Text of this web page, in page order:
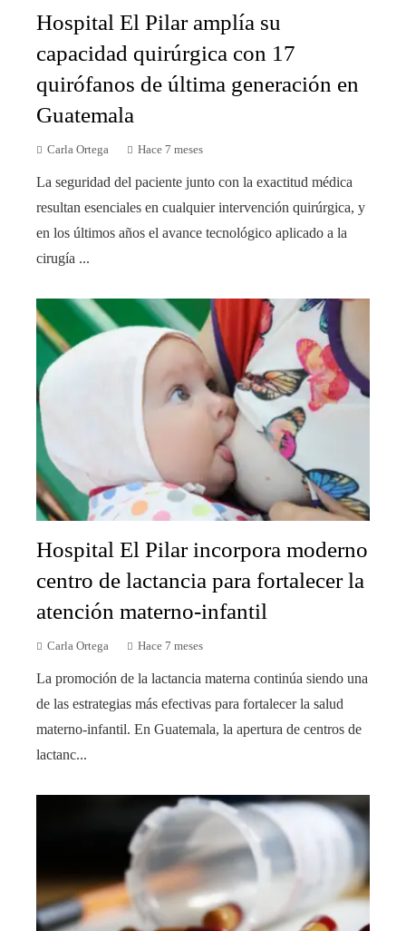
Hospital El Pilar amplía su
capacidad quirúrgica con 17
quirófanos de última generación en
Guatemala
Carla Ortega Hace 7 meses
La seguridad del paciente junto con la exactitud médica
resultan esenciales en cualquier intervención quirúrgica, y
en los últimos años el avance tecnológico aplicado a la
cirugía ...
Hospital El Pilar incorpora moderno
centro de lactancia para fortalecer la
atención materno-infantil
Carla Ortega Hace 7 meses
La promoción de la lactancia materna continúa siendo una
de las estrategias más efectivas para fortalecer la salud
materno-infantil. En Guatemala, la apertura de centros de
lactanc...